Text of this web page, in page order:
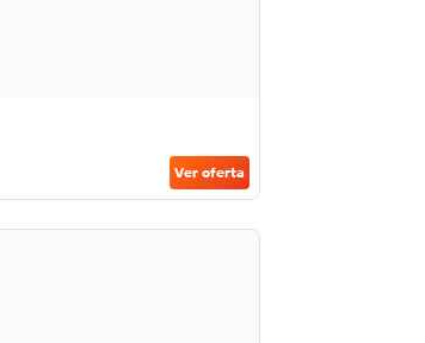
Ver oferta